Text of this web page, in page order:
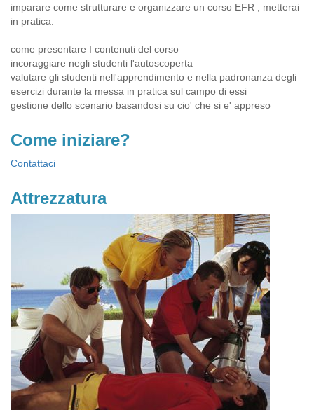
imparare come strutturare e organizzare un corso EFR , metterai
in pratica:
come presentare I contenuti del corso
incoraggiare negli studenti l'autoscoperta
valutare gli studenti nell'apprendimento e nella padronanza degli
esercizi durante la messa in pratica sul campo di essi
gestione dello scenario basandosi su cio' che si e' appreso
Come iniziare?
Contattaci
Attrezzatura